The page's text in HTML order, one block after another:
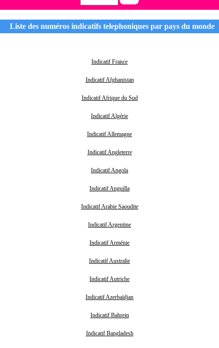
Liste des numéros indicatifs telephoniques par pays du monde
Indicatif France
Indicatif Afghanistan
Indicatif Afrique du Sud
Indicatif Algérie
Indicatif Allemagne
Indicatif Angleterre
Indicatif Angola
Indicatif Anguilla
Indicatif Arabie Saoudite
Indicatif Argentine
Indicatif Arménie
Indicatif Australie
Indicatif Autriche
Indicatif Azerbaïdjan
Indicatif Bahrein
Indicatif Bangladesh